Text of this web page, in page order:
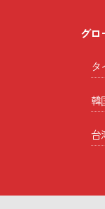
グロ
タ
韓
台